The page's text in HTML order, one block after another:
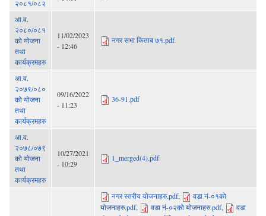
२०८१/०८२
आ.व.
२०८०/०८१
को योजना
तथा
कार्यक्रमहरु
11/02/2023
- 12:46
नगर सभा किताब ७१.pdf
आ.व.
२०७९/०८०
को योजना
तथा
कार्यक्रमहरु
09/16/2022
- 11:23
36-91.pdf
आ.व.
२०७८/०७९
को योजना
तथा
कार्यक्रमहरु
10/27/2021
- 10:29
1_merged(4).pdf
नगर स्तरीय योजनाहरु.pdf,
वडा नं-०१को
योजनाहरु.pdf, वडा नं-०२को योजनाहरु.pdf,
वडा